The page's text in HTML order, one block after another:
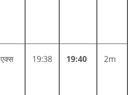
एक्स 19:38 19:40 2m